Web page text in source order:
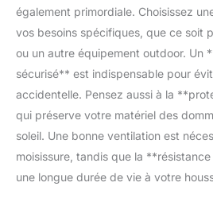
également primordiale. Choisissez
vos besoins spécifiques, que ce soit
ou un autre équipement outdoor. Un
sécurisé** est indispensable pour
accidentelle. Pensez aussi à la
qui préserve votre matériel des
soleil. Une bonne ventilation est
moisissure, tandis que la
une longue durée de vie à votre